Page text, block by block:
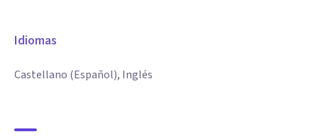
Idiomas
Castellano (Español), Inglés